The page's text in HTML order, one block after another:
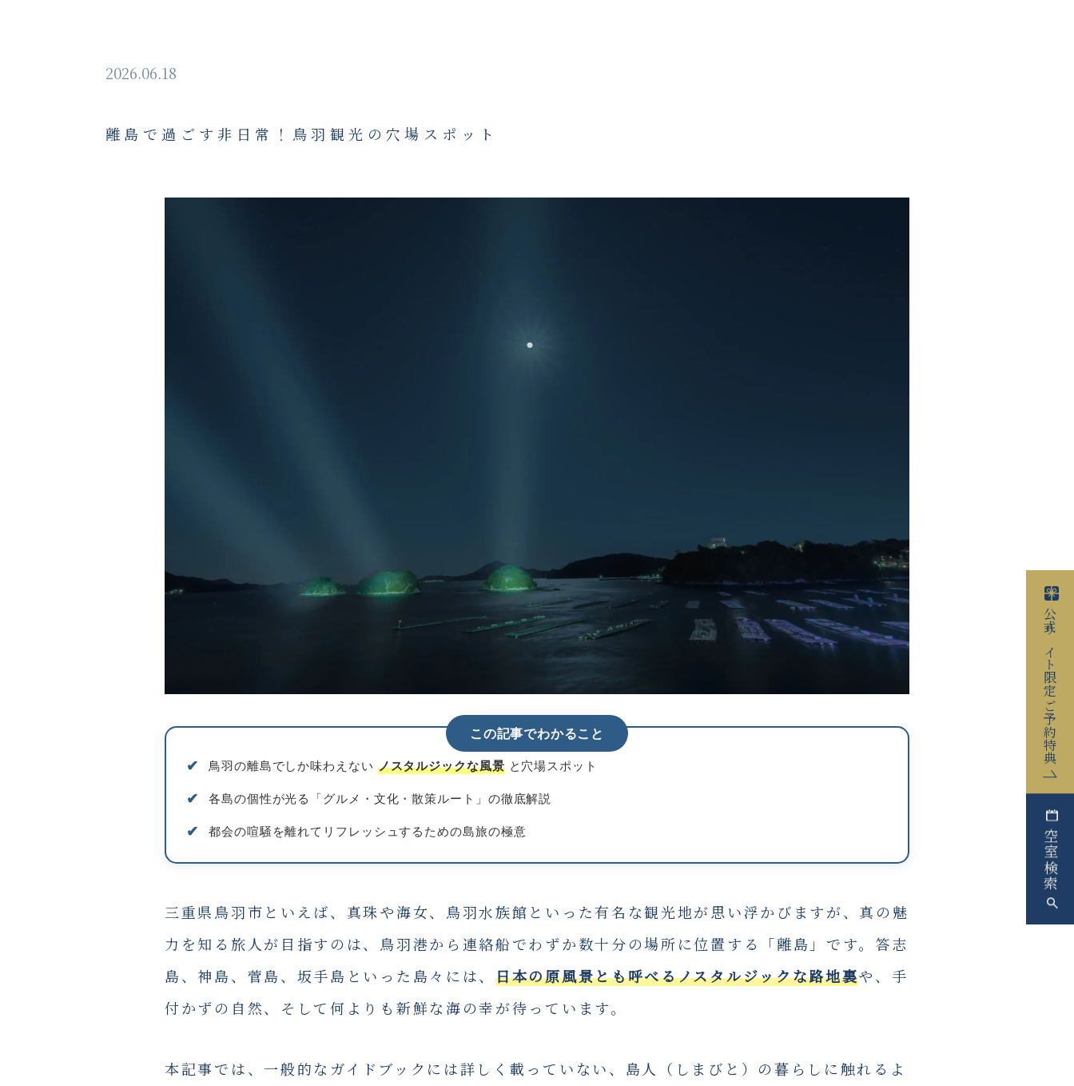
公式サイト限定
ご予約特典
空室検索
2026.06.18
離島で過ごす非日常！鳥羽観光の穴場スポット
この記事でわかること
✔︎ 鳥羽の離島でしか味わえない ノスタルジックな風景と穴場スポット
✔︎ 各島の個性が光る「グルメ・文化・散策ルート」の徹底解説
✔︎ 都会の喧騒を離れてリフレッシュするための島旅の極意
三重県鳥羽市といえば、真珠や海女、鳥羽水族館といった有名な観光地が思い浮かびますが、真の魅
力を知る旅人が目指すのは、鳥羽港から連絡船でわずか数十分の場所に位置する「離島」です。答志
島、神島、菅島、坂手島といった島々には、日本の原風景とも呼べるノスタルジックな路地裏や、手
付かずの自然、そして何よりも新鮮な海の幸が待っています。
本記事では、一般的なガイドブックには詳しく載っていない、島人（しまびと）の暮らしに触れるよ